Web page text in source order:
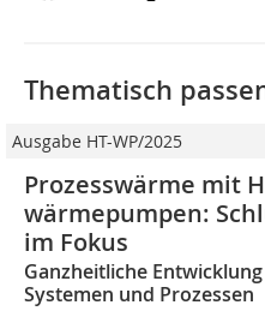
Thematisch
Ausgabe HT-WP/2025
Prozesswärme mit
wärmepumpen:
im Fokus
Ganzheitliche
Systemen und Prozessen